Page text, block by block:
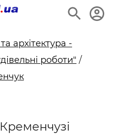
архітектура -
роботи" /